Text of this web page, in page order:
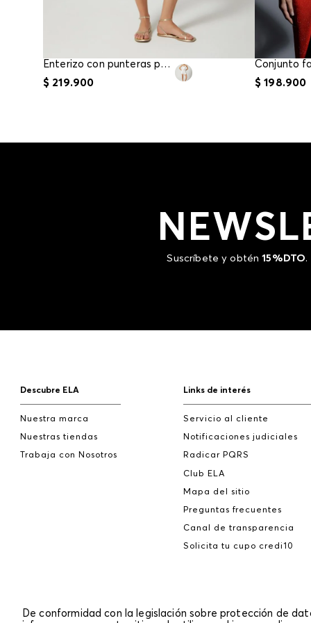
Enterizo con punteras para mujer
$ 219.900 $ 198.900
Suscríbete y obtén15%DTO.
Descubre ELA
Nuestra marca
Nuestras tiendas
Trabaja con Nosotros
Links de interés
Servicio al cliente
Notificaciones judiciales
Radicar PQRS
Club ELA
Mapa del sitio
Preguntas frecuentes
Canal de transparencia
Solicita tu cupo credi10
De conformidad con la legislación sobre protección de